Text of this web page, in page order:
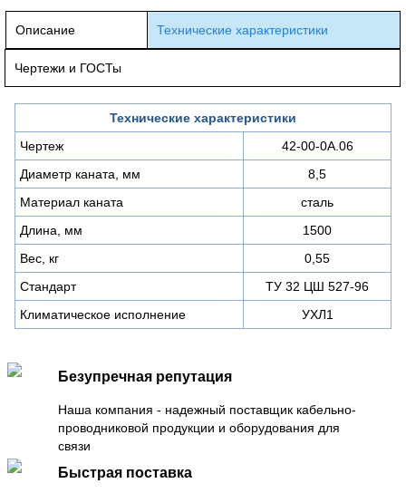
Описание Технические характеристики
Чертежи и ГОСТы
Технические характеристики
Чертеж
42-00-0А.06
Диаметр каната, мм
8,5
Материал каната
сталь
Длина, мм
1500
Вес, кг
0,55
Стандарт
ТУ 32 ЦШ 527-96
Климатическое исполнение
УХЛ1
Безупречная репутация
Наша компания - надежный поставщик кабельно-
проводниковой продукции и оборудования для
связи
Быстрая поставка